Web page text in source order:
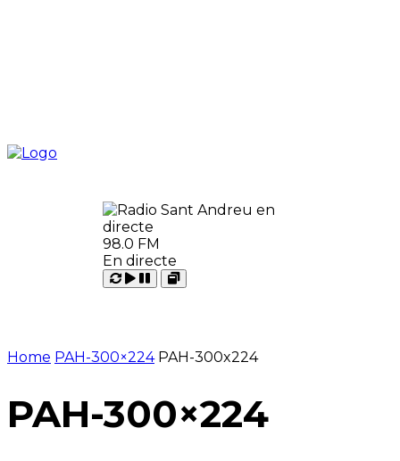
98.0 FM
En directe
Carregant
Reproduir
Pausar
Open
Home PAH-300×224 PAH-300x224
PAH-300×224